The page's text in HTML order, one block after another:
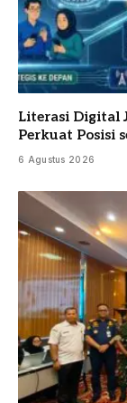
Literasi Digital
Perkuat Posisi
6 Agustus 2026